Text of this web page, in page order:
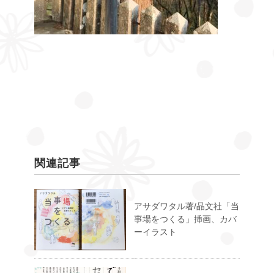
関連記事
アサダワタル著/晶文社「当
事場をつくる」挿画、カバ
ーイラスト